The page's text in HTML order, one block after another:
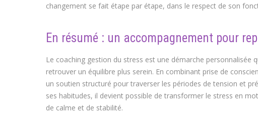
changement se fait étape par étape, dans le respect de son
En résumé : un accompagnement pour
Le coaching gestion du stress est une démarche personnalisée
retrouver un équilibre plus serein. En combinant prise de
un soutien structuré pour traverser les périodes de tension et
ses habitudes, il devient possible de transformer le stress en
de calme et de stabilité.